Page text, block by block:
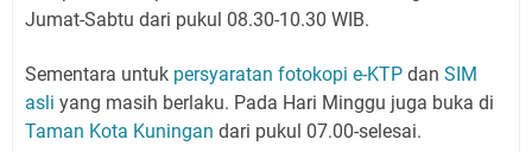
Jumat-Sabtu dari pukul 08.30-10.30 WIB.
Sementara untuk persyaratan fotokopi e-KTP dan SIM
asli yang masih berlaku. Pada Hari Minggu juga buka di
Taman Kota Kuningan dari pukul 07.00-selesai.